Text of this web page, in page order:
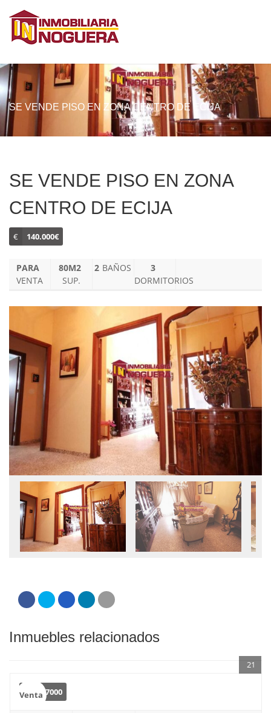
SE VENDE PISO EN ZONA CENTRO DE ECIJA
SE VENDE PISO EN ZONA
CENTRO DE ECIJA
€ 140.000€
PARA
VENTA
80M2
SUP.
2 BAÑOS
3
DORMITORIOS
Inmuebles relacionados
21
Venta
€ 157000